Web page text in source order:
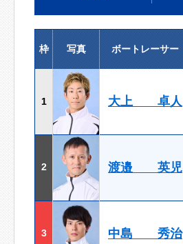
枠 写真 ボートレーサー
1 大上 卓人
2 渡邉 英児
3 中島 秀治